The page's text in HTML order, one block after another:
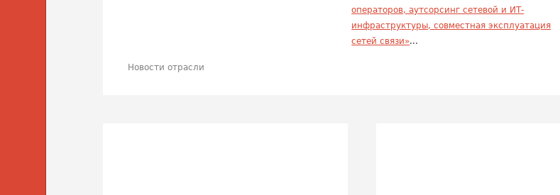
операторов, аутсорсинг сетевой и ИТ-
инфраструктуры, совместная эксплуатация
сетей связи»...
Новости отрасли